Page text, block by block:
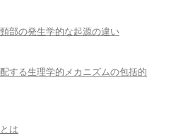
部の発生学的な起源の違い
する生理学的メカニズムの包括的
は